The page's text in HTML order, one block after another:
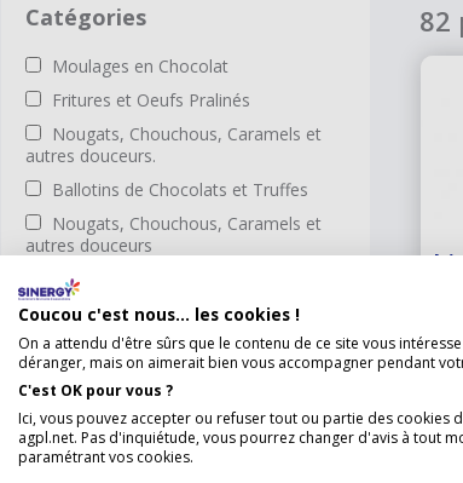
Catégories
Moulages en Chocolat
Fritures et Oeufs Pralinés
Nougats, Chouchous, Caramels et
autres douceurs.
Ballotins de Chocolats et Truffes
Nougats, Chouchous, Caramels et
autres douceurs
Tablettes de Chocolat
Pâtes à Tartiner
Miels et Confitures
Nougats, Chouchous, Guimauves et
Autres Douceurs
Savons et Bougies
Goodies
82
Le
Coucou c'est nous... les cookies !
On a attendu d'être sûrs que le contenu de ce site vous
déranger, mais on aimerait bien vous accompagner pendant
C'est OK pour vous ?
Ici, vous pouvez accepter ou refuser tout ou partie des cookies
agpl.net. Pas d'inquiétude, vous pourrez changer d'avis à tout
paramétrant vos cookies.